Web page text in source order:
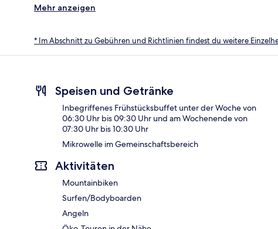
Mehr anzeigen
* Im Abschnitt zu Gebühren und Richtlinien findest du weitere
Speisen und Getränke
Inbegriffenes Frühstücksbuffet unter der Woche von
06:30 Uhr bis 09:30 Uhr und am Wochenende von
07:30 Uhr bis 10:30 Uhr
Mikrowelle im Gemeinschaftsbereich
Aktivitäten
Mountainbiken
Surfen/Bodyboarden
Angeln